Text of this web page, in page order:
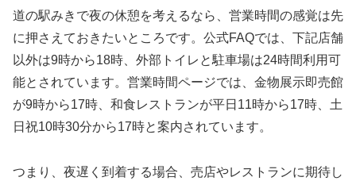
道の駅みきで夜の休憩を考えるなら、営業時間の感覚は先
に押さえておきたいところです。公式FAQでは、下記店舗
以外は9時から18時、外部トイレと駐車場は24時間利用可
能とされています。営業時間ページでは、金物展示即売館
が9時から17時、和食レストランが平日11時から17時、土
日祝10時30分から17時と案内されています。
つまり、夜遅く到着する場合、売店やレストランに期待し